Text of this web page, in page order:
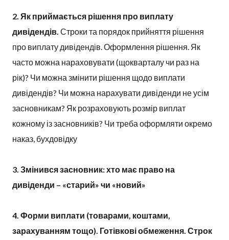
2. Як приймається рішення про виплату
дивідендів. Строки та порядок прийняття рішення
про виплату дивідендів. Оформлення рішення. Як
часто можна нараховувати (щокварталу чи раз на
рік)? Чи можна змінити рішення щодо виплати
дивідендів? Чи можна нарахувати дивіденди не усім
засновникам? Як розраховують розмір виплат
кожному із засновників? Чи треба оформляти окремо
наказ, бухдовідку
3. Змінився засновник: хто має право на
дивіденди – «старий» чи «новий»
4. Форми виплати (товарами, коштами,
зарахуванням тощо). Готівкові обмеження. Строк